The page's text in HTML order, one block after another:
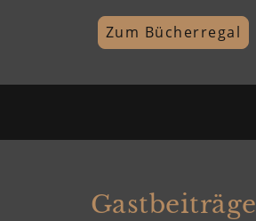
Zum Bücherregal
Gastbeiträge